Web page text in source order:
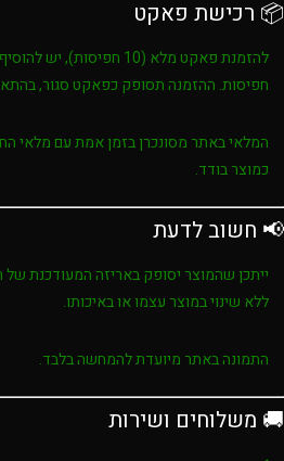
📦 רכישת פאקט
להזמנת פאקט מלא (10 חפיסות), יש להוסיף לעגלת הקניות כמות של
חפיסות. ההזמנה תסופק כפאקט סגור,
המלאי באתר מסונכרן בזמן אמת עם מלאי
כמוצר בודד.
📢 חשוב לדעת
ייתכן שהמוצר יסופק באריזה המעודכנת
ללא שינוי במוצר עצמו או באיכותו.
התמונה באתר מיועדת להמחשה בלבד.
🚚 משלוחים ושירות